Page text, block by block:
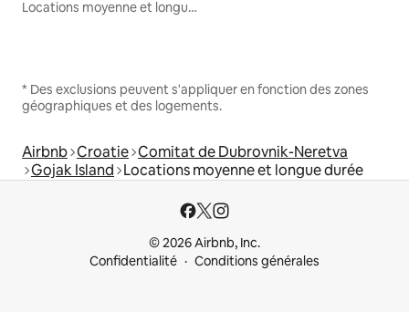
Locations moyenne et longue durée
* Des exclusions peuvent s'appliquer en fonction des zones
géographiques et des logements.
Airbnb Croatie Comitat de Dubrovnik-Neretva
Gojak Island Locations moyenne et longue durée
© 2026 Airbnb, Inc.
Confidentialité
Conditions générales